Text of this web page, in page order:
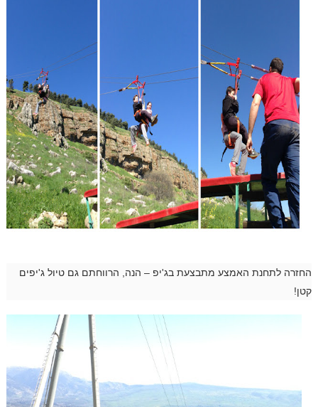
החזרה לתחנת האמצע מתבצעת בג'יפ – הנה, הרווחתם גם טיול ג'יפים
קטן!